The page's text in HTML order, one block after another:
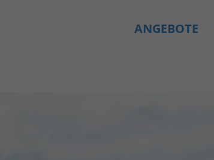
ANGEBOTE